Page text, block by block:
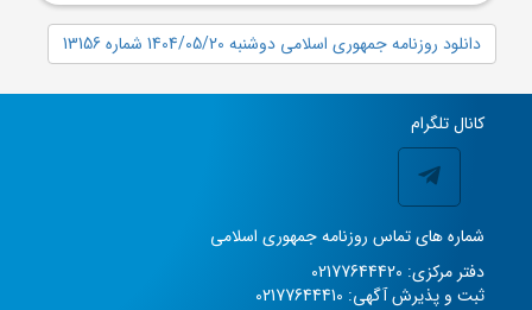
دانلود روزنامه جمهوری اسلامی دوشنبه 1404/05/20 شماره 13156
کانال تلگرام
شماره های تماس روزنامه جمهوری اسلامی
دفتر مرکزی: 02177644420
ثبت و پذیرش آگهی: 02177644410